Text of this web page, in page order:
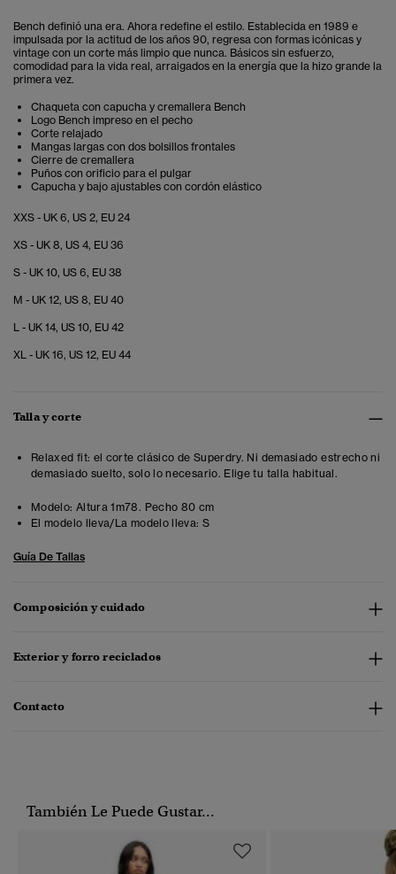
Bench definió una era. Ahora redefine el estilo. Establecida en 1989 e
impulsada por la actitud de los años 90, regresa con formas icónicas y
vintage con un corte más limpio que nunca. Básicos sin esfuerzo,
comodidad para la vida real, arraigados en la energía que la hizo grande la
primera vez.
Chaqueta con capucha y cremallera Bench
Logo Bench impreso en el pecho
Corte relajado
Mangas largas con dos bolsillos frontales
Cierre de cremallera
Puños con orificio para el pulgar
Capucha y bajo ajustables con cordón elástico
XXS - UK 6, US 2, EU 24
XS - UK 8, US 4, EU 36
S - UK 10, US 6, EU 38
M - UK 12, US 8, EU 40
L - UK 14, US 10, EU 42
XL - UK 16, US 12, EU 44
Talla y corte
Relaxed fit: el corte clásico de Superdry. Ni demasiado estrecho ni
demasiado suelto, solo lo necesario. Elige tu talla habitual.
Modelo: Altura 1m78. Pecho 80 cm
El modelo lleva/La modelo lleva: S
Guía De Tallas
Composición y cuidado
Exterior y forro reciclados
Contacto
También Le Puede Gustar...